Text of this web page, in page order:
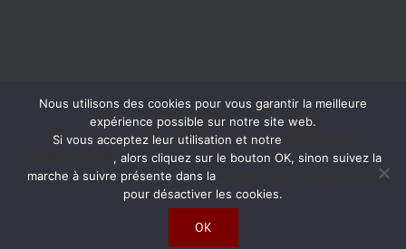
Nous utilisons des cookies pour vous garantir la meilleure
expérience possible sur notre site web.
Si vous acceptez leur utilisation et notre
, alors cliquez sur le bouton OK, sinon suivez la
marche à suivre présente dans la
pour désactiver les cookies.
OK